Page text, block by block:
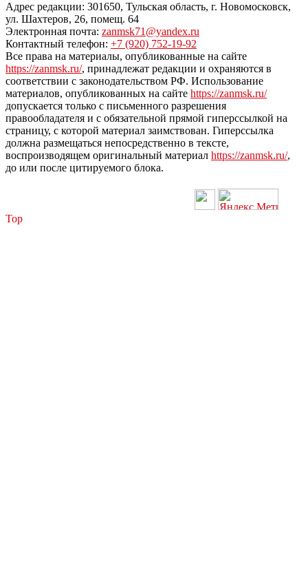
Адрес редакции: 301650, Тульская область, г. Новомосковск,
ул. Шахтеров, 26, помещ. 64
Электронная почта: zanmsk71@yandex.ru
Контактный телефон: +7 (920) 752-19-92
Все права на материалы, опубликованные на сайте
https://zanmsk.ru/, принадлежат редакции и охраняются в
соответствии с законодательством РФ. Использование
материалов, опубликованных на сайте https://zanmsk.ru/
допускается только с письменного разрешения
правообладателя и с обязательной прямой гиперссылкой на
страницу, с которой материал заимствован. Гиперссылка
должна размещаться непосредственно в тексте,
воспроизводящем оригинальный материал https://zanmsk.ru/,
до или после цитируемого блока.
Top